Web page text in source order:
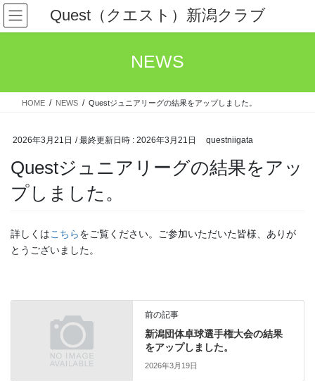
コ
ン
テ
ス
ナ
ビ
ゲ
ン
Quest（クエスト）新潟クラブ
NEWS
HOME NEWS Questジュニアリーグの結果をアップしました。
2026年3月21日 / 最終更新日時 : 2026年3月21日 questniigata
Questジュニアリーグの結果をアッ
プしました。
詳しくはこちらをご覧ください。ご参加いただいた皆様、ありが
とうございました。
前の記事
新潟団体卓球選手権大会の結果
をアップしました。
2026年3月19日